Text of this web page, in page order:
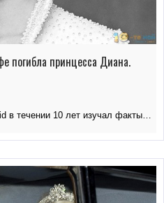
погибла принцесса Диана.
в течении 10 лет изучал факты…